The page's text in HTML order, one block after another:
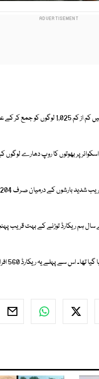
انگلینڈ کے ڈورچیسٹر میں ایک شاپنگ مال نے بھوت
یہ ایونٹ بریوری اسکوائر پر بھوتوں کا
سال ہم ریکارڈ توڑنے کے بہت قریب